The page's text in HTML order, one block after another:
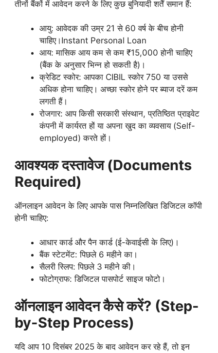
तीनों बैंकों में आवेदन करने के लिए कुछ बुनियादी शर्तें समान हैं:
आयु: आवेदक की उम्र 21 से 60 वर्ष के बीच होनी
चाहिए।Instant Personal Loan
आय: मासिक आय कम से कम ₹15,000 होनी चाहिए
(बैंक के अनुसार भिन्न हो सकती है)।
क्रेडिट स्कोर: आपका CIBIL स्कोर 750 या उससे
अधिक होना चाहिए। अच्छा स्कोर होने पर ब्याज दरें कम
लगती हैं।
रोजगार: आप किसी सरकारी संस्थान, प्रतिष्ठित प्राइवेट
कंपनी में कार्यरत हों या अपना खुद का व्यवसाय (Self-
employed) करते हों।
आवश्यक दस्तावेज (Documents
Required)
ऑनलाइन आवेदन के लिए आपके पास निम्नलिखित डिजिटल कॉपी
होनी चाहिए:
आधार कार्ड और पैन कार्ड (ई-केवाईसी के लिए)।
बैंक स्टेटमेंट: पिछले 6 महीने का।
सैलरी स्लिप: पिछले 3 महीने की।
फोटोग्राफ: डिजिटल पासपोर्ट साइज फोटो।
ऑनलाइन आवेदन कैसे करें? (Step-
by-Step Process)
यदि आप 10 दिसंबर 2025 के बाद आवेदन कर रहे हैं, तो इन